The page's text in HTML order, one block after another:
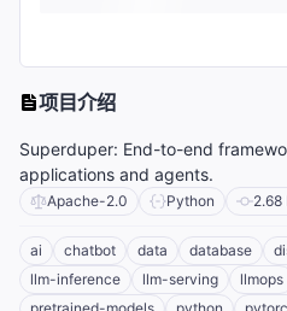
项目介绍
Superduper: End-to-end
applications and agents.
Apache-2.0 Python 2.68
ai chatbot data database
llm-inference
llm-serving llmops